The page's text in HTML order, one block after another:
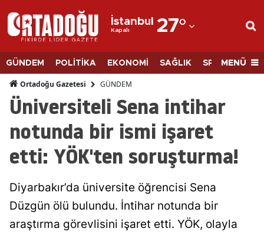
İstanbul
Kapalı 27°
Adana
Adıyaman
Afyonkarahisar
Ağrı
Amasya
Ankara
Antalya
Artvin
Aydın
GÜNDEM POLİTİKA EKONOMİ SAĞLIK SPORMENÜ
Ortadoğu Gazetesi GÜNDEM
Üniversiteli Sena intihar
notunda bir ismi işaret
etti: YÖK'ten soruşturma!
Diyarbakır’da üniversite öğrencisi Sena
Düzgün ölü bulundu. İntihar notunda bir
araştırma görevlisini işaret etti. YÖK, olayla